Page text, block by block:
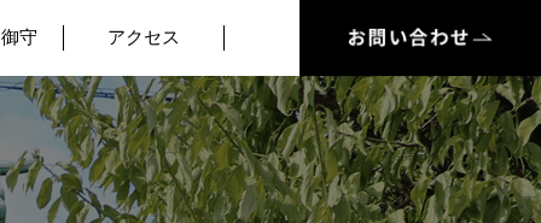
守 アクセス